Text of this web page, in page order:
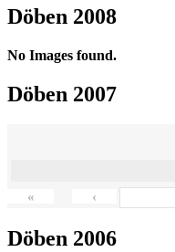
Döben 2008
No Images found.
Döben 2007
« ‹
Döben 2006